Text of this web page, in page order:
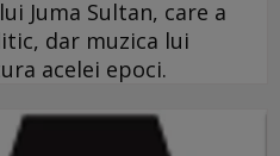
Juma Sultan, care a
dar muzica lui
acelei epoci.